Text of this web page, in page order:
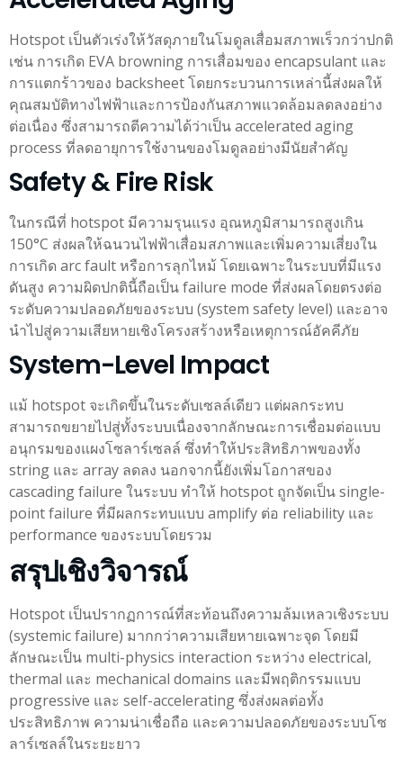
Hotspot เป็นตัวเร่งให้วัสดุภายในโมดูลเสื่อมสภาพเร็วกว่าปกติ
เช่น การเกิด EVA browning การเสื่อมของ encapsulant และ
การแตกร้าวของ backsheet โดยกระบวนการเหล่านี้ส่งผลให้
คุณสมบัติทางไฟฟ้าและการป้องกันสภาพแวดล้อมลดลงอย่าง
ต่อเนื่อง ซึ่งสามารถตีความได้ว่าเป็น accelerated aging
process ที่ลดอายุการใช้งานของโมดูลอย่างมีนัยสำคัญ
Safety & Fire Risk
ในกรณีที่ hotspot มีความรุนแรง อุณหภูมิสามารถสูงเกิน
150°C ส่งผลให้ฉนวนไฟฟ้าเสื่อมสภาพและเพิ่มความเสี่ยงใน
การเกิด arc fault หรือการลุกไหม้ โดยเฉพาะในระบบที่มีแรง
ดันสูง ความผิดปกตินี้ถือเป็น failure mode ที่ส่งผลโดยตรงต่อ
ระดับความปลอดภัยของระบบ (system safety level) และอาจ
นำไปสู่ความเสียหายเชิงโครงสร้างหรือเหตุการณ์อัคคีภัย
System-Level Impact
แม้ hotspot จะเกิดขึ้นในระดับเซลล์เดียว แต่ผลกระทบ
สามารถขยายไปสู่ทั้งระบบเนื่องจากลักษณะการเชื่อมต่อแบบ
อนุกรมของแผงโซลาร์เซลล์ ซึ่งทำให้ประสิทธิภาพของทั้ง
string และ array ลดลง นอกจากนี้ยังเพิ่มโอกาสของ
cascading failure ในระบบ ทำให้ hotspot ถูกจัดเป็น single-
point failure ที่มีผลกระทบแบบ amplify ต่อ reliability และ
performance ของระบบโดยรวม
สรุปเชิงวิจารณ์
Hotspot เป็นปรากฏการณ์ที่สะท้อนถึงความล้มเหลวเชิงระบบ
(systemic failure) มากกว่าความเสียหายเฉพาะจุด โดยมี
ลักษณะเป็น multi-physics interaction ระหว่าง electrical,
thermal และ mechanical domains และมีพฤติกรรมแบบ
progressive และ self-accelerating ซึ่งส่งผลต่อทั้ง
ประสิทธิภาพ ความน่าเชื่อถือ และความปลอดภัยของระบบโซ
ลาร์เซลล์ในระยะยาว